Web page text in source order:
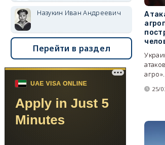
агро».
25/
Назукин Иван Андреевич
Перейти в раздел